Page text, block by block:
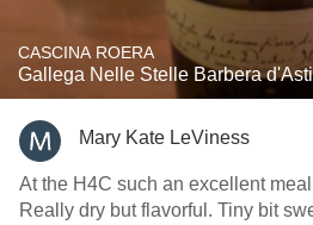
CASCINA ROERA
Gallega Nelle Stelle Barbera d'Asti
Mary Kate LeViness
At the H4C such an excellent
Really dry but flavorful. Tiny bit